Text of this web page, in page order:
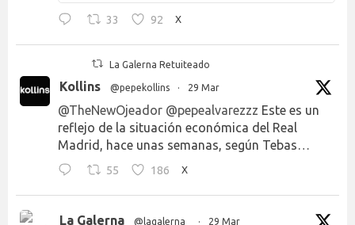
33 92 X
La Galerna Retuiteado
Kollins @pepekollins · 29 Mar
@TheNewOjeador @pepealvarezzz Este es un
reflejo de la situación económica del Real
Madrid, hace unas semanas, según Tebas…
55 186 X
La Galerna @lagalerna_ · 29 Mar